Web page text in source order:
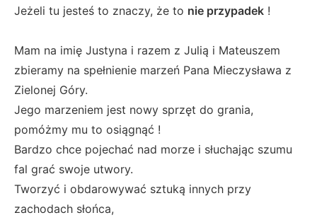
Jeżeli tu jesteś to znaczy, że to nie przypadek !
Mam na imię Justyna i razem z Julią i Mateuszem
zbieramy na spełnienie marzeń Pana Mieczysława z
Zielonej Góry.
Jego marzeniem jest nowy sprzęt do grania,
pomóżmy mu to osiągnąć !
Bardzo chce pojechać nad morze i słuchając szumu
fal grać swoje utwory.
Tworzyć i obdarowywać sztuką innych przy
zachodach słońca,